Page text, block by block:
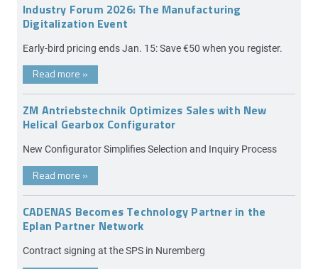
Industry Forum 2026: The Manufacturing
Digitalization Event
Early-bird pricing ends Jan. 15: Save €50 when you register.
Read more »
ZM Antriebstechnik Optimizes Sales with New
Helical Gearbox Configurator
New Configurator Simplifies Selection and Inquiry Process
Read more »
CADENAS Becomes Technology Partner in the
Eplan Partner Network
Contract signing at the SPS in Nuremberg